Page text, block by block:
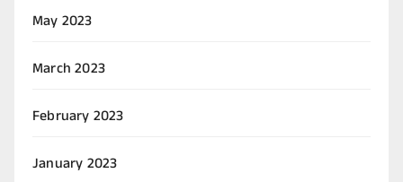
May 2023
March 2023
February 2023
January 2023